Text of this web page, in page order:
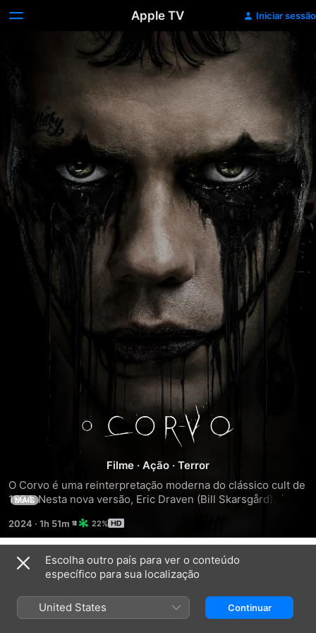
Apple TV Iniciar sessão
O
Corvo
Filme · Ação · Terror
O Corvo é uma reinterpretação moderna do clássico cult de
1994. Nesta nova versão, Eric Draven (Bill Skarsgård), é um
Webster (FKA Twigs) em uma penitenciária de reabilitação.
Após fugirem do local, ambos são brutalmente
assassinados a mando de um misterioso homem, visto que
a jovem possuía provas de um crime cometido. Sem
conseguir descansar e determinado a corrigir os erros do
passado, Eric então retorna do além em busca de vingança,
caçando até o fim do mundo o responsável pelo
MAIS
2024 · 1h 51m 22%
Trailers
Escolha outro país para ver o conteúdo
específico para sua localização
United States Continuar